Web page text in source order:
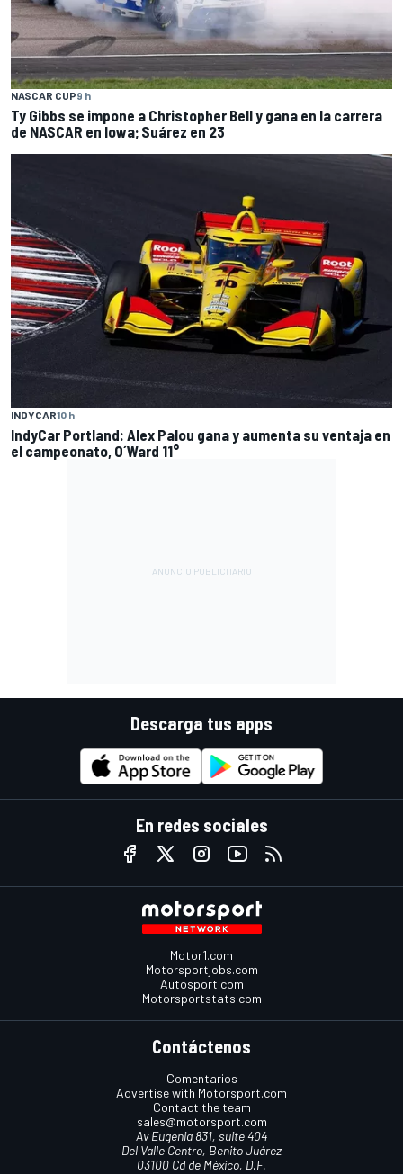
NASCAR CUP9 h
Ty Gibbs se impone a Christopher Bell y gana en la carrera
de NASCAR en Iowa; Suárez en 23
INDYCAR10 h
IndyCar Portland: Alex Palou gana y aumenta su ventaja en
el campeonato, O´Ward 11°
Descarga tus apps
En redes sociales
Motor1.com
Motorsportjobs.com
Autosport.com
Motorsportstats.com
Contáctenos
Comentarios
Advertise with Motorsport.com
Contact the team
sales@motorsport.com
Av Eugenia 831, suite 404
Del Valle Centro, Benito Juárez
03100 Cd de México, D.F.